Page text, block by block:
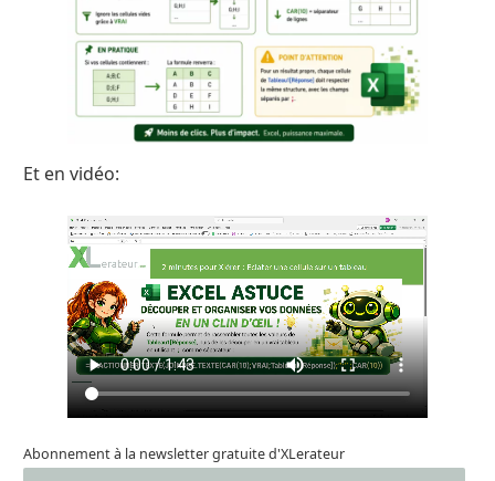
Et en vidéo:
Abonnement à la newsletter gratuite d'XLerateur